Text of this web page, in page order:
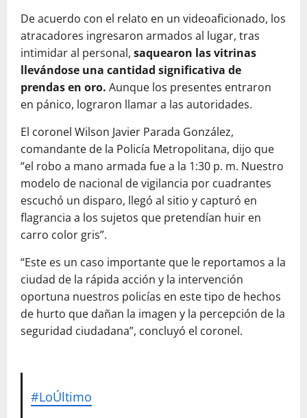
De acuerdo con el relato en un videoaficionado, los
atracadores ingresaron armados al lugar, tras
intimidar al personal, saquearon las vitrinas
llevándose una cantidad significativa de
prendas en oro. Aunque los presentes entraron
en pánico, lograron llamar a las autoridades.
El coronel Wilson Javier Parada González,
comandante de la Policía Metropolitana, dijo que
“el robo a mano armada fue a la 1:30 p. m. Nuestro
modelo de nacional de vigilancia por cuadrantes
escuchó un disparo, llegó al sitio y capturó en
flagrancia a los sujetos que pretendían huir en
carro color gris”.
“Este es un caso importante que le reportamos a la
ciudad de la rápida acción y la intervención
oportuna nuestros policías en este tipo de hechos
de hurto que dañan la imagen y la percepción de la
seguridad ciudadana”, concluyó el coronel.
#LoÚltimo